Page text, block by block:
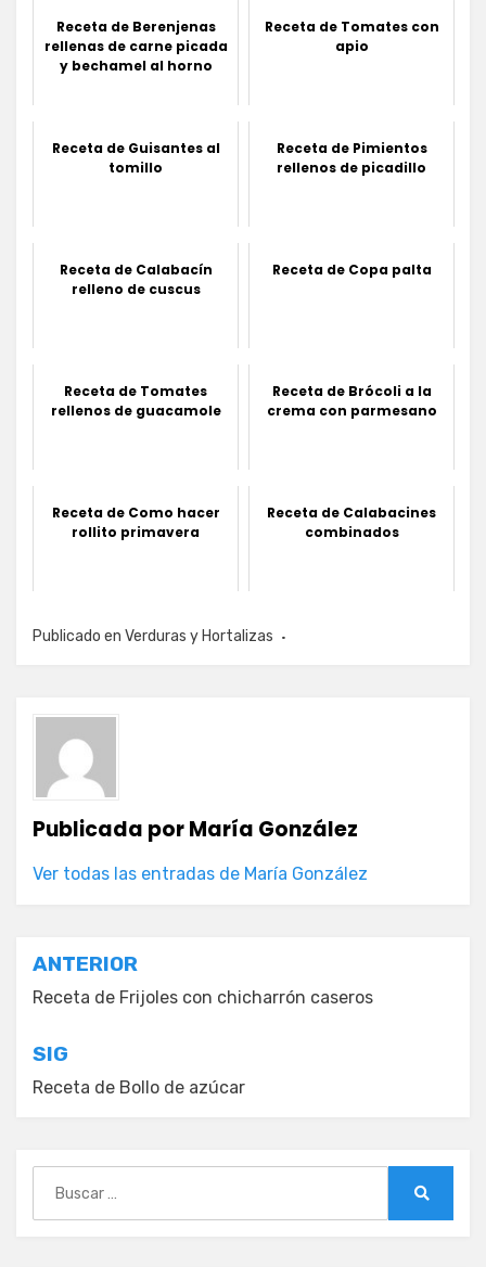
Receta de Berenjenas
rellenas de carne picada
y bechamel al horno
Receta de Tomates con
apio
Receta de Guisantes al
tomillo
Receta de Pimientos
rellenos de picadillo
Receta de Calabacín
relleno de cuscus
Receta de Copa palta
Receta de Tomates
rellenos de guacamole
Receta de Brócoli a la
crema con parmesano
Receta de Como hacer
rollito primavera
Receta de Calabacines
combinados
Publicado en Verduras y Hortalizas
Publicada porMaría González
Ver todas las entradas de María González
Navegación
de
entradas
ANTERIOR
Receta de Frijoles con chicharrón caseros
SIG
Receta de Bollo de azúcar